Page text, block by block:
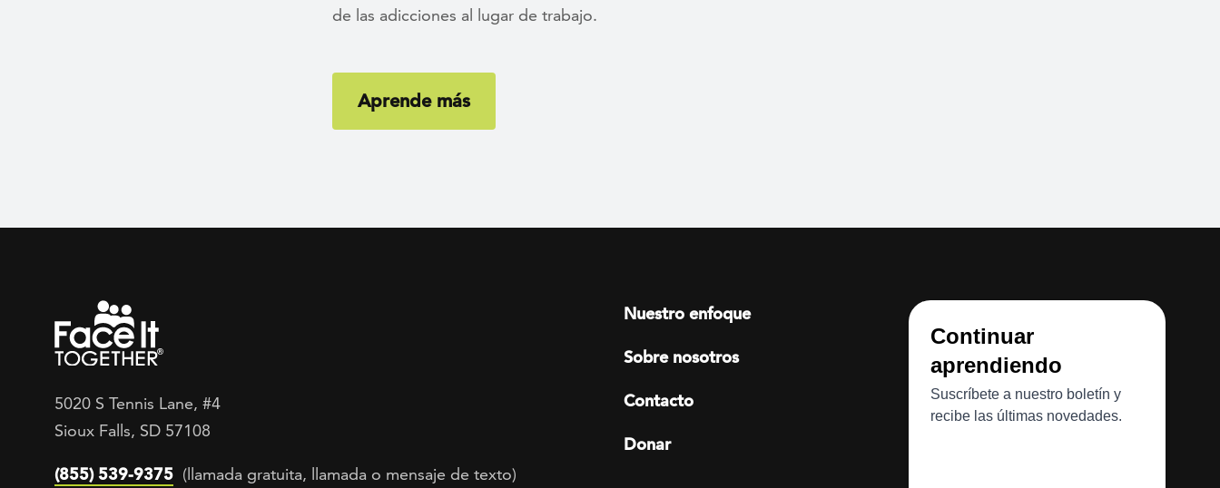
de las adicciones al lugar de trabajo.
Aprende más
5020 S Tennis Lane, #4
Sioux Falls, SD 57108
(855) 539-9375 (llamada gratuita, llamada o mensaje de texto)
Footer menu
Nuestro enfoque
Sobre nosotros
Contacto
Donar